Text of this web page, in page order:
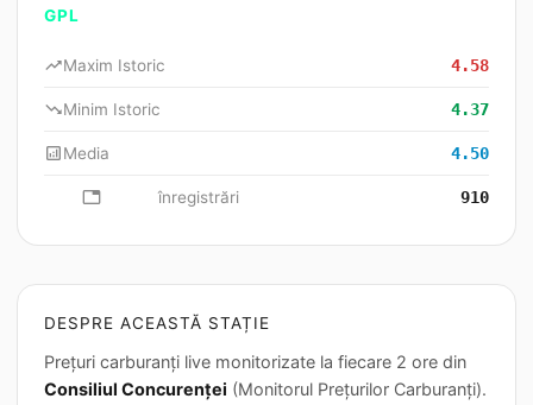
GPL
trending_upMaxim Istoric 4.58
trending_downMinim Istoric 4.37
analyticsMedia 4.50
database înregistrări 910
DESPRE ACEASTĂ STAȚIE
Prețuri carburanți live monitorizate la fiecare 2 ore din
Consiliul Concurenței (Monitorul Prețurilor Carburanți).